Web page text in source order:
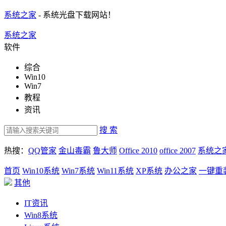
系统之家 - 系统光盘下载网站！
系统之家
软件
综合
Win10
Win7
教程
资讯
搜 索
热搜： QQ管家 金山毒霸 鲁大师 Office 2010 office 2007 系统之
首页 Win10系统 Win7系统 Win11系统 XP系统 办公之家 一键重
其他
IT资讯
Win8系统